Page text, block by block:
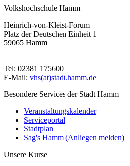
Volkshochschule Hamm
Heinrich-von-Kleist-Forum
Platz der Deutschen Einheit 1
59065 Hamm
Tel: 02381 175600
E-Mail: vhs(at)stadt.hamm.de
Besondere Services der Stadt Hamm
Veranstaltungskalender
Serviceportal
Stadtplan
Sag's Hamm (Anliegen melden)
Unsere Kurse